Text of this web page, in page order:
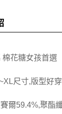
棉花糖女孩首選
尺寸,版型好
爾59.4%,聚酯